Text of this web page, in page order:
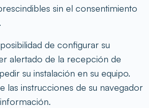
sin el consentimiento
de configurar su
alertado de la recepción de
su instalación en su equipo.
las instrucciones de su navegador